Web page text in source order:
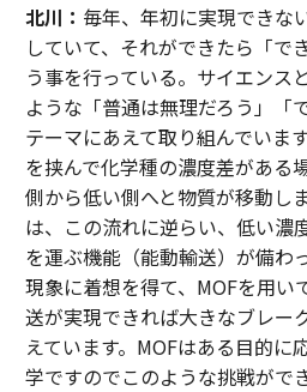
北川： 毎年、年初に実現できな
していて、それができたら「で
う事を行っている。サイエンス
ような「普通は無理だろう」「
テーマにあえて取り組んでいま
を挟んで化学種の濃度差がある
側から低い側へと物質が移動し
は、この流れに逆らい、低い濃
を運ぶ機能（能動輸送）が備わ
現象に着想を得て、MOFを用い
送が実現できれば大きなブレー
えています。MOFはある目的に
学ですのでこのような挑戦がで